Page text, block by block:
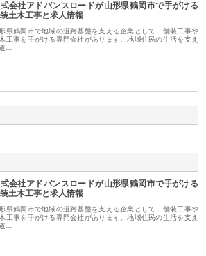
会社アドバンスロードが山形県鶴岡市で手がける
土木工事と求人情報
県鶴岡市で地域の道路基盤を支える企業として、舗装工事や
工事を手がける専門会社があります。地域住民の生活を支え
…
会社アドバンスロードが山形県鶴岡市で手がける
土木工事と求人情報
県鶴岡市で地域の道路基盤を支える企業として、舗装工事や
工事を手がける専門会社があります。地域住民の生活を支え
…